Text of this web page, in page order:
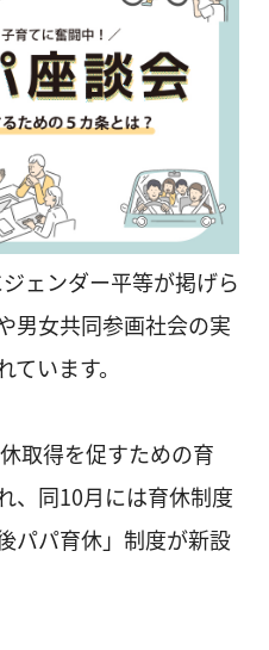
ェンダー平等が掲げら
男女共同参画社会の実
います。
取得を促すための育
、同10月には育休制度
パパ育休」制度が新設